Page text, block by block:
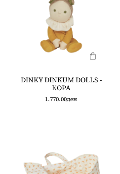
DINKY DINKUM DOLLS -
КОРА
1.770.00ден